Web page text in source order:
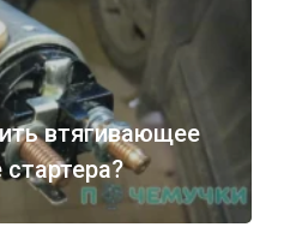
втягивающее
стартера?